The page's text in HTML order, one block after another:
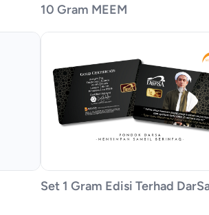
10 Gram MEEM
Set 1 Gram Edisi Terhad